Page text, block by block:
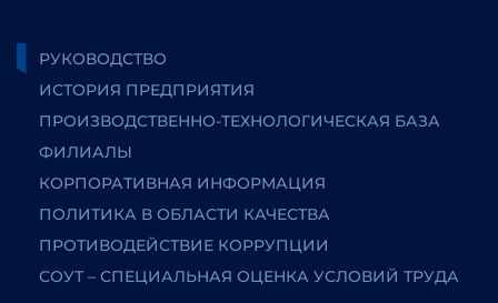
РУКОВОДСТВО
ИСТОРИЯ ПРЕДПРИЯТИЯ
ПРОИЗВОДСТВЕННО-ТЕХНОЛОГИЧЕСКАЯ БАЗА
ФИЛИАЛЫ
КОРПОРАТИВНАЯ ИНФОРМАЦИЯ
ПОЛИТИКА В ОБЛАСТИ КАЧЕСТВА
ПРОТИВОДЕЙСТВИЕ КОРРУПЦИИ
СОУТ – СПЕЦИАЛЬНАЯ ОЦЕНКА УСЛОВИЙ ТРУДА